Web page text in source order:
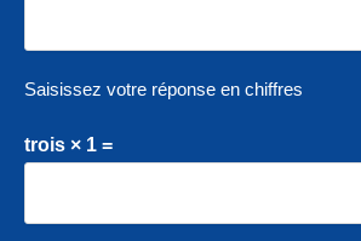
Saisissez votre réponse en chiffres
trois × 1 =